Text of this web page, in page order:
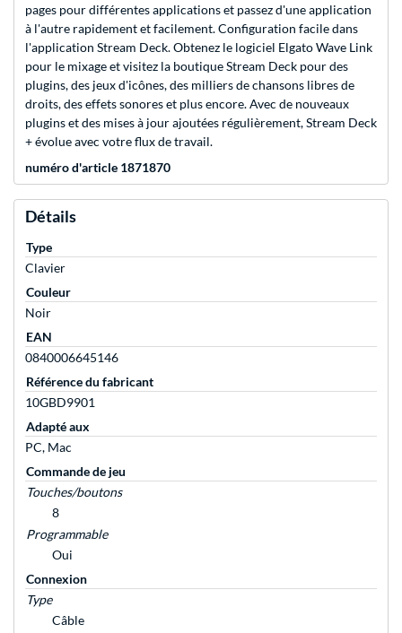
pages pour différentes applications et passez d'une application
à l'autre rapidement et facilement. Configuration facile dans
l'application Stream Deck. Obtenez le logiciel Elgato Wave Link
pour le mixage et visitez la boutique Stream Deck pour des
plugins, des jeux d'icônes, des milliers de chansons libres de
droits, des effets sonores et plus encore. Avec de nouveaux
plugins et des mises à jour ajoutées régulièrement, Stream Deck
+ évolue avec votre flux de travail.
numéro d'article 1871870
Détails
Type
Clavier
Couleur
Noir
EAN
0840006645146
Référence du fabricant
10GBD9901
Adapté aux
PC, Mac
Commande de jeu
Touches/boutons
8
Programmable
Oui
Connexion
Type
Câble